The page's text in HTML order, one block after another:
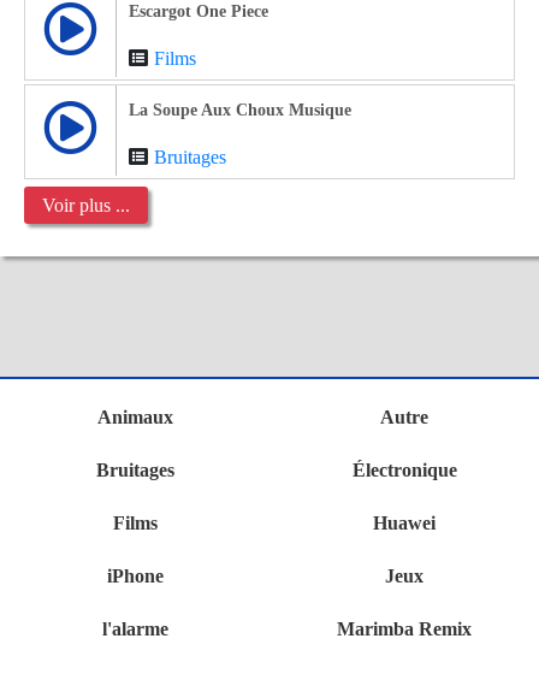
Escargot One Piece
Films
La Soupe Aux Choux Musique
Bruitages
Voir plus ...
Animaux Autre
Bruitages Électronique
Films Huawei
iPhone Jeux
l'alarme Marimba Remix